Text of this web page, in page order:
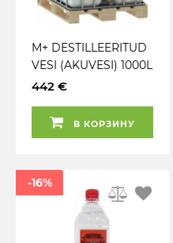
M+ DESTILLEERITUD
VESI (AKUVESI) 1000L
442 €
В КОРЗИНУ
-16%